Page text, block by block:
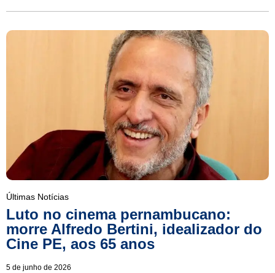
Últimas Notícias
Luto no cinema pernambucano:
morre Alfredo Bertini, idealizador do
Cine PE, aos 65 anos
5 de junho de 2026